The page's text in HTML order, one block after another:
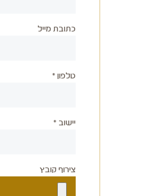
כתובת מייל
טלפון *
יישוב *
צירוף קובץ